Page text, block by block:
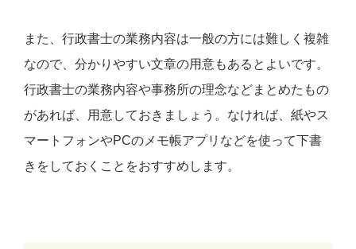
また、行政書士の業務内容は一般の方には難しく複雑
なので、分かりやすい文章の用意もあるとよいです。
行政書士の業務内容や事務所の理念などまとめたもの
があれば、用意しておきましょう。なければ、紙やス
マートフォンやPCのメモ帳アプリなどを使って下書
きをしておくことをおすすめします。